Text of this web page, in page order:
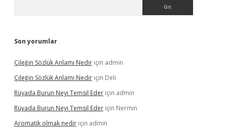
Son yorumlar
Çileğin Sözlük Anlamı Nedir için admin
Çileğin Sözlük Anlamı Nedir için Deli
Rüyada Burun Neyi Temsil Eder için admin
Rüyada Burun Neyi Temsil Eder için Nermin
Aromatik olmak nedir için admin